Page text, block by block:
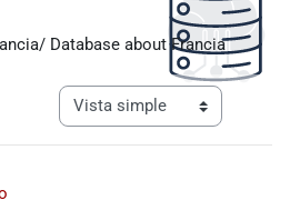
Database about Francia
Ver modo de navegación